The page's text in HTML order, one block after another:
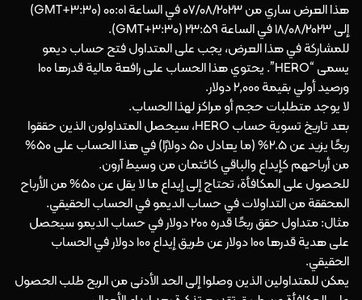
هذا العرض ساري من 07/08/2023 في الساعة 00:01 (GMT+3:30)
إلى 18/08/2023 في الساعة 23:59 (GMT+3:30).
للمشاركة في هذا العرض، يجب على المتداول فتح حساب ديمو
يسمى “HERO”. يحتوي هذا الحساب على رافعة مالية قدرها 100
ورصيد أولي بقيمة 2,000 دولار.
لا يوجد متطلبات حجم أو مراكز لهذا الحساب.
بعد تاريخ تسوية حساب HERO، سيحصل المتداولون الذين حققوا
ربحًا يزيد عن 2.5% (ما يعادل 50 دولارًا) في هذا الحساب على 50%
من أرباحهم كإيداع والباقي كائتمان من وسيط آرون.
للحصول على المكافأة، تحتاج إلى إيداع ما لا يقل عن 50% من الأرباح
المحققة من التداولات في حساب الديمو في الحساب الحقيقي.
مثال: متداول حقق ربحًا قدره 200 دولار في حساب الديمو سيحصل
على هدية قدرها 100 دولار عن طريق إيداع 100 دولار في الحساب
الحقيقي.
يمكن للمتداولين الذين وصلوا إلى الحد الأدنى من الربح طلب الحصول